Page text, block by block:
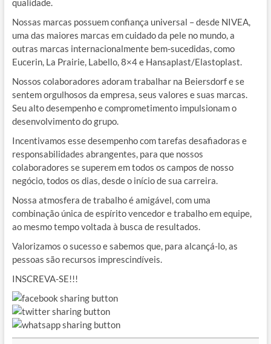
qualidade.
Nossas marcas possuem confiança universal – desde NIVEA,
uma das maiores marcas em cuidado da pele no mundo, a
outras marcas internacionalmente bem-sucedidas, como
Eucerin, La Prairie, Labello, 8×4 e Hansaplast/Elastoplast.
Nossos colaboradores adoram trabalhar na Beiersdorf e se
sentem orgulhosos da empresa, seus valores e suas marcas.
Seu alto desempenho e comprometimento impulsionam o
desenvolvimento do grupo.
Incentivamos esse desempenho com tarefas desafiadoras e
responsabilidades abrangentes, para que nossos
colaboradores se superem em todos os campos de nosso
negócio, todos os dias, desde o início de sua carreira.
Nossa atmosfera de trabalho é amigável, com uma
combinação única de espírito vencedor e trabalho em equipe,
ao mesmo tempo voltada à busca de resultados.
Valorizamos o sucesso e sabemos que, para alcançá-lo, as
pessoas são recursos imprescindíveis.
INSCREVA-SE!!!